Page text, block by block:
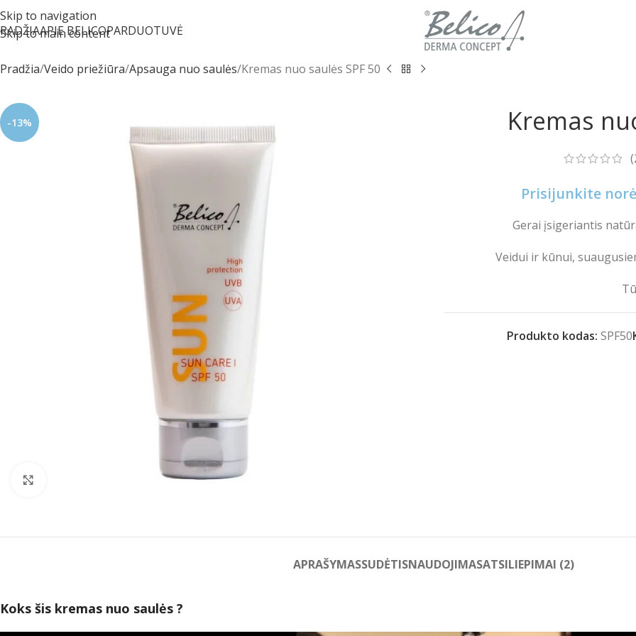
Skip to navigation
Skip to main content
APIE BELICOPARDUOTUVĖ
Pradžia Veido priežiūra Apsauga nuo saulės Kremas nuo saulės SPF 50
-13%
Spustelėkite norėdami padidinti
Kremas
(
Prisijunkite
Gerai įsigeriantis
Veidui ir kūnui,
Produkto kodas:SPF50
APRAŠYMASSUDĖTISNAUDOJIMASATSILIEPIMAI (2)
Koks šis kremas nuo saulės ?